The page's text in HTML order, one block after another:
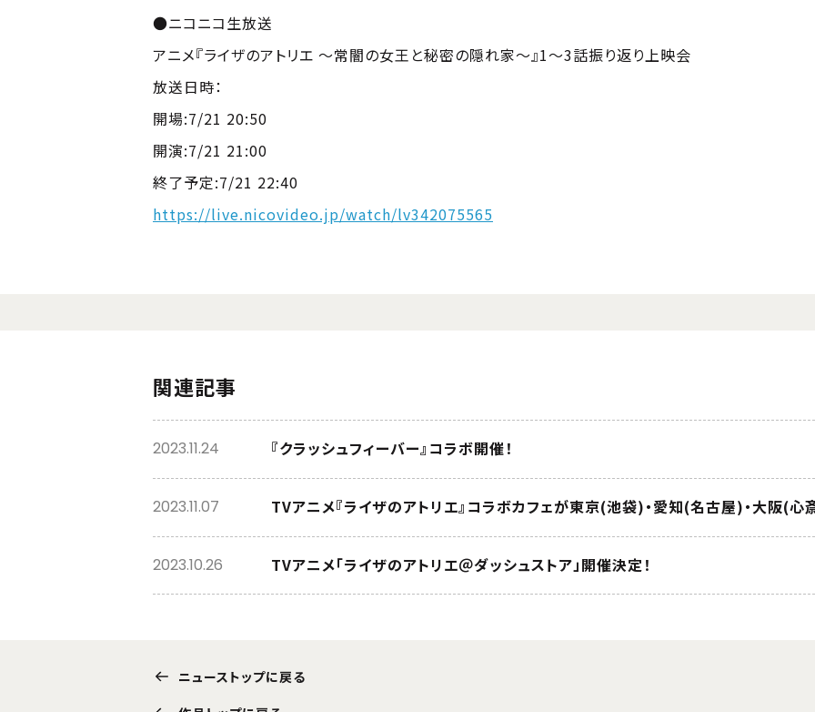
●ニコニコ生放送
アニメ『ライザのアトリエ ～常闇の女王と秘密の隠れ家～』1～3話振り返り上映会
放送日時：
開場:7/21 20:50
開演:7/21 21:00
終了予定:7/21 22:40
https://live.nicovideo.jp/watch/lv342075565
関連記事
『クラッシュフィーバー』コラボ開催！
2023.11.24
2023.11.07
TVアニメ「ライザのアトリエ＠ダッシュストア」開催決定！
2023.10.26
ニューストップに戻る